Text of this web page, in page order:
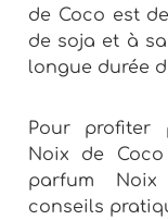
de Coco est
de soja et à
longue durée
Pour profiter
Noix de
parfum
conseils